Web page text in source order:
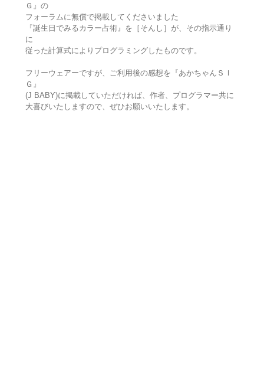
Ｇ』の
フォーラムに無償で掲載してくださいました
『誕生日でみるカラー占術』を［そんし］が、その指示通り
に
従った計算式によりプログラミングしたものです。
フリーウェアーですが、ご利用後の感想を『あかちゃんＳＩ
Ｇ』
(J BABY)に掲載していただければ、作者、プログラマー共に
大喜びいたしますので、ぜひお願いいたします。